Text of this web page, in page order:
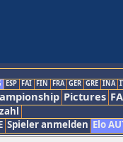
ESP FAI FIN FRA GER GRE INA
Pictures
Spieler anmelden Elo